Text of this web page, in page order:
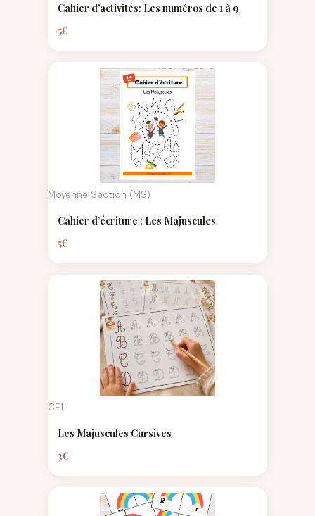
Cahier d’activités: Les numéros de 1 à 9
5€
Moyenne Section (MS)
Cahier d’écriture : Les Majuscules
5€
CE1
Les Majuscules Cursives
3€